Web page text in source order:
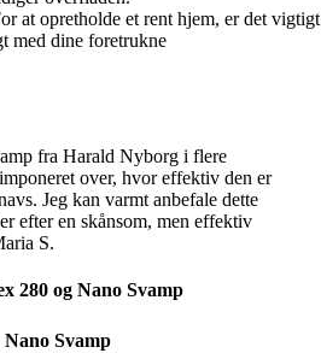
at opretholde et rent hjem, er det vigtigt
med dine foretrukne
fra Harald Nyborg i flere
over, hvor effektiv den er
Jeg kan varmt anbefale dette
efter en skånsom, men effektiv
S.
280 og Nano Svamp
Nano Svamp